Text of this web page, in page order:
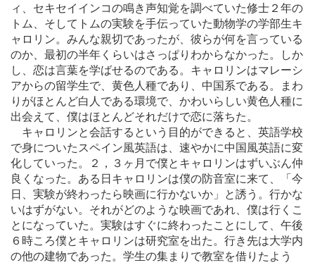
ィ、セキセイインコの鳴き声知覚を調べていた修士２年の
トム、そしてトムの実験を手伝っていた動物学の学部生キ
ャロリン。みんな親切であったが、彼らが何を言っている
のか、最初の半年くらいはさっぱりわからなかった。しか
し、恋は言葉を学ばせるのである。キャロリンはマレーシ
アからの留学生で、黄色人種であり、中国系である。まわ
りがほとんど白人である環境で、かわいらしい黄色人種に
出会えて、僕はほとんどそれだけで恋に落ちた。
キャロリンと会話するという目的ができると、英語学校
で身についたスペイン風英語は、速やかに中国風英語に変
化していった。２，３ヶ月で僕とキャロリンはずいぶん仲
良くなった。ある日キャロリンは僕の防音室に来て、「今
日、実験が終わったら映画に行かないか」と誘う。行かな
いはずがない。それがどのような映画であれ、僕は行くこ
とになっていた。実験はすぐに終わったことにして、午後
６時ころ僕とキャロリンは研究室を出た。行き先は大学内
の他の建物であった。学生の集まりで教室を借りたよう